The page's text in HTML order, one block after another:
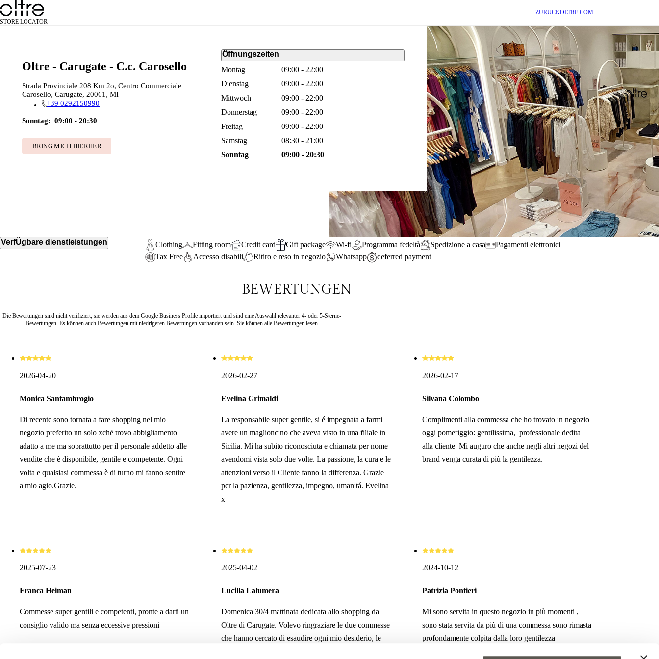
STORE LOCATOR
ZURÜCKOLTRE.COM
Oltre - Carugate - C.c. Carosello
Strada Provinciale 208 Km 2o, Centro Commerciale
Carosello, Carugate, 20061, MI
+39 0292150990
Sonntag: 09:00 - 20:30
BRING MICH HIERHER
Öffnungszeiten
Montag
09:00 - 22:00
Dienstag
09:00 - 22:00
Mittwoch
09:00 - 22:00
Donnerstag
09:00 - 22:00
Freitag
09:00 - 22:00
Samstag
08:30 - 21:00
Sonntag
09:00 - 20:30
VerfÜgbare dienstleistungen Clothing Fitting room Credit card Gift package Wi-fi Programma fedeltà Spedizione a casa
Pagamenti elettronici
Tax Free
Accesso disabili Ritiro e reso in negozio Whatsapp deferred payment
BEWERTUNGEN
Die Bewertungen sind nicht verifiziert, sie werden aus dem Google Business Profile importiert und sind eine Auswahl relevanter 4- oder 5-Sterne-
Bewertungen. Es können auch Bewertungen mit niedrigeren Bewertungen vorhanden sein. Sie können alle Bewertungen lesen
2026-04-20
Monica Santambrogio
Di recente sono tornata a fare shopping nel mio
negozio preferito nn solo xché trovo abbigliamento
adatto a me ma soprattutto per il personale addetto alle
vendite che è disponibile, gentile e competente. Ogni
volta e qualsiasi commessa è di turno mi fanno sentire
a mio agio.Grazie.
2026-02-27
Evelina Grimaldi
La responsabile super gentile, si é impegnata a farmi
avere un maglioncino che aveva visto in una filiale in
Sicilia. Mi ha subito riconosciuta e chiamata per nome
avendomi vista solo due volte. La passione, la cura e le
attenzioni verso il Cliente fanno la differenza. Grazie
per la pazienza, gentilezza, impegno, umanitá. Evelina
x
2026-02-17
Silvana Colombo
Complimenti alla commessa che ho trovato in negozio
oggi pomeriggio: gentilissima, professionale dedita
alla cliente. Mi auguro che anche negli altri negozi del
brand venga curata di più la gentilezza.
2025-07-23
Franca Heiman
Commesse super gentili e competenti, pronte a darti un
consiglio valido ma senza eccessive pressioni
2025-04-02
Lucilla Lalumera
Domenica 30/4 mattinata dedicata allo shopping da
Oltre di Carugate. Volevo ringraziare le due commesse
che hanno cercato di esaudire ogni mio desiderio, le
2024-10-12
Patrizia Pontieri
Mi sono servita in questo negozio in più momenti ,
sono stata servita da più di una commessa sono rimasta
profondamente colpita dalla loro gentilezza